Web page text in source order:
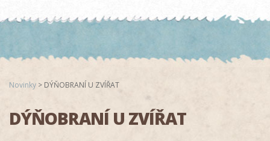
Novinky > DÝŇOBRANÍ U ZVÍŘAT
DÝŇOBRANÍ U ZVÍŘAT